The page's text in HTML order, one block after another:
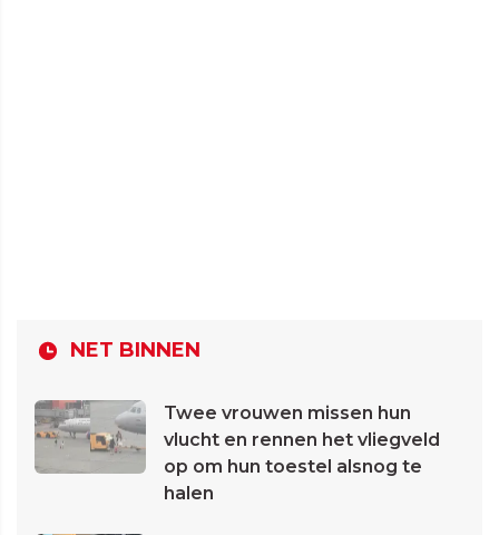
NET BINNEN
Twee vrouwen missen hun
vlucht en rennen het vliegveld
op om hun toestel alsnog te
halen